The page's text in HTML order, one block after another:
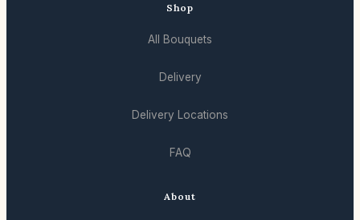
Shop
All Bouquets
Delivery
Delivery Locations
FAQ
About